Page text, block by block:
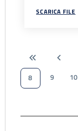
SCARICA FILE
8
9 10